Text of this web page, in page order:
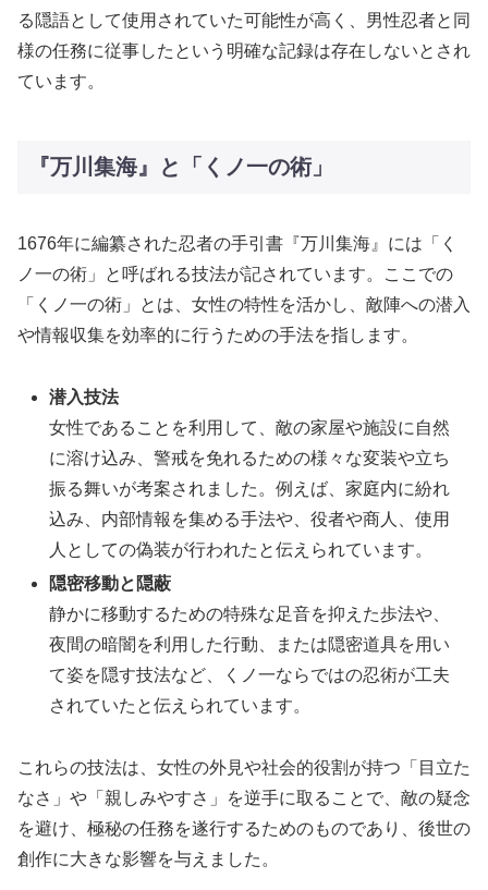
る隠語として使用されていた可能性が高く、男性忍者と同
様の任務に従事したという明確な記録は存在しないとされ
ています。
『万川集海』と「くノ一の術」
1676年に編纂された忍者の手引書『万川集海』には「く
ノ一の術」と呼ばれる技法が記されています。ここでの
「くノ一の術」とは、女性の特性を活かし、敵陣への潜入
や情報収集を効率的に行うための手法を指します。
潜入技法
女性であることを利用して、敵の家屋や施設に自然
に溶け込み、警戒を免れるための様々な変装や立ち
振る舞いが考案されました。例えば、家庭内に紛れ
込み、内部情報を集める手法や、役者や商人、使用
人としての偽装が行われたと伝えられています。
隠密移動と隠蔽
静かに移動するための特殊な足音を抑えた歩法や、
夜間の暗闇を利用した行動、または隠密道具を用い
て姿を隠す技法など、くノ一ならではの忍術が工夫
されていたと伝えられています。
これらの技法は、女性の外見や社会的役割が持つ「目立た
なさ」や「親しみやすさ」を逆手に取ることで、敵の疑念
を避け、極秘の任務を遂行するためのものであり、後世の
創作に大きな影響を与えました。